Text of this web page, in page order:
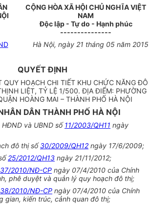
CỘNG HÒA XÃ HỘI CHỦ NGHĨA VIỆT
NAM
Độc lập - Tự do - Hạnh phúc
---------------
Hà Nội, ngày 21 tháng 05 năm 2015
QUYẾT ĐỊNH
QUY HOẠCH CHI TIẾT KHU CHỨC NĂNG ĐÔ
LIỆT, TỶ LỆ 1/500. ĐỊA ĐIỂM: PHƯỜNG
HOÀNG MAI – THÀNH PHỐ HÀ NỘI
DÂN THÀNH PHỐ HÀ NỘI
và UBND số11/2003/QH11 ngày
đô thị số30/2009/QH12 ngày 17/6/2009;
25/2012/QH13 ngày 21/11/2012;
37/2010/NĐ-CP ngày 07/4/2010 của Chính
phê duyệt và quản lý quy hoạch đô thị;
38/2010/NĐ-CP ngày 07/4/2010 của Chính
gian, kiến trúc, cảnh quan đô thị;